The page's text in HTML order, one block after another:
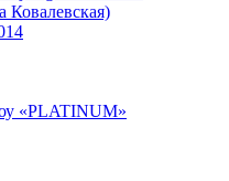
Ковалевская)
«PLATINUM»